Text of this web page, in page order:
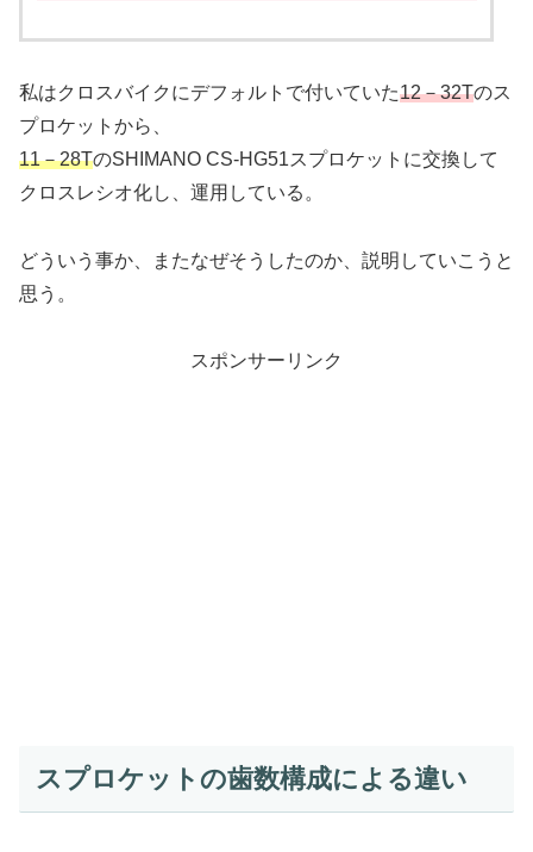
私はクロスバイクにデフォルトで付いていた12－32Tのス
プロケットから、
11－28TのSHIMANO CS-HG51スプロケットに交換して
クロスレシオ化し、運用している。
どういう事か、またなぜそうしたのか、説明していこうと
思う。
スポンサーリンク
スプロケットの歯数構成による違い